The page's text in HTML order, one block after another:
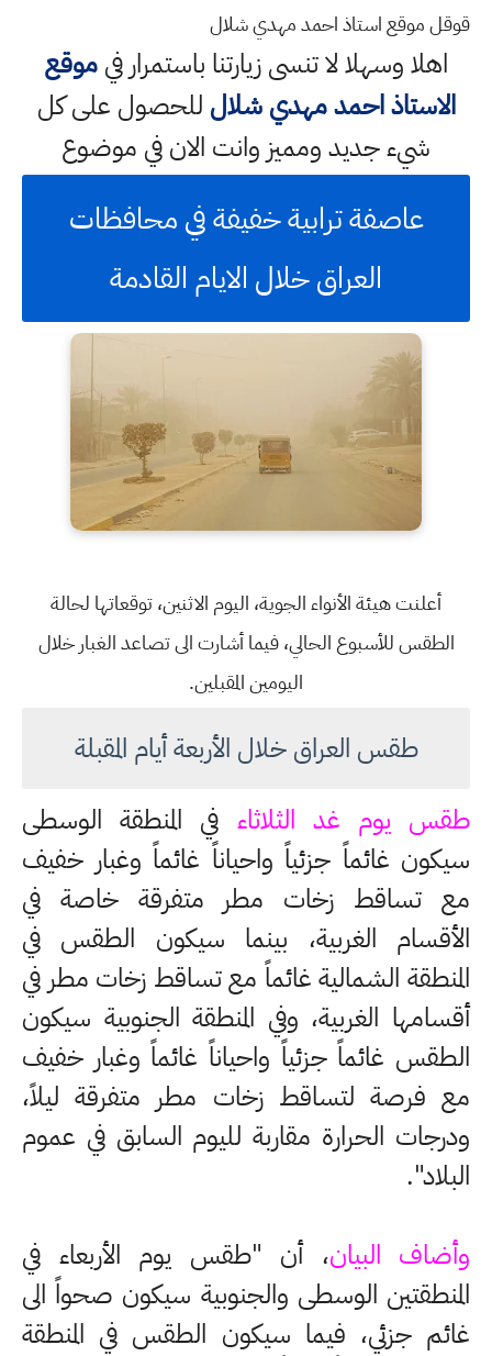
قوقل موقع استاذ احمد مهدي شلال
اهلا وسهلالا تنسى زيارتنا باستمرار فيموقع
الاستاذ احمد مهدي شلال للحصول على كل
شيء جديد ومميز وانت الان في موضوع
عاصفة ترابية خفيفة في محافظات
العراق خلال الايام القادمة
أعلنت هيئة الأنواء الجوية، اليوم الاثنين، توقعاتها لحالة
الطقس للأسبوع الحالي، فيما أشارت الى تصاعد الغبار خلال
اليومين المقبلين.
طقس العراق خلال الأربعة أيام المقبلة
طقس يوم غد الثلاثاء في المنطقة الوسطى
سيكون غائماً جزئياً واحياناً غائماً وغبار خفيف
مع تساقط زخات مطر متفرقة خاصة في
الأقسام الغربية، بينما سيكون الطقس في
المنطقة الشمالية غائماً مع تساقط زخات مطر في
أقسامها الغربية، وفي المنطقة الجنوبية سيكون
الطقس غائماً جزئياً واحياناً غائماً وغبار خفيف
مع فرصة لتساقط زخات مطر متفرقة ليلاً،
ودرجات الحرارة مقاربة لليوم السابق في عموم
البلاد".
وأضاف البيان، أن "طقس يوم الأربعاء في
المنطقتين الوسطى والجنوبية سيكون صحواً الى
غائم جزئي، فيما سيكون الطقس في المنطقة